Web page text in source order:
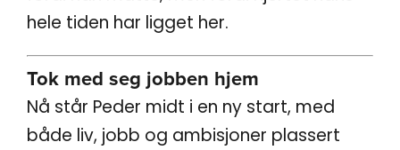
hele tiden har ligget her.
Tok med seg jobben hjem
Nå står Peder midt i en ny start, med
både liv, jobb og ambisjoner plassert